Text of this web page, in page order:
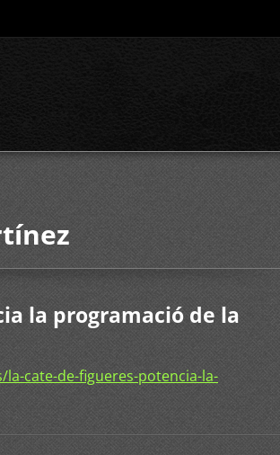
la programació de la
cate-de-figueres-potencia-la-